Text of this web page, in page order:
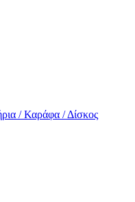
/ Καράφα / Δίσκος